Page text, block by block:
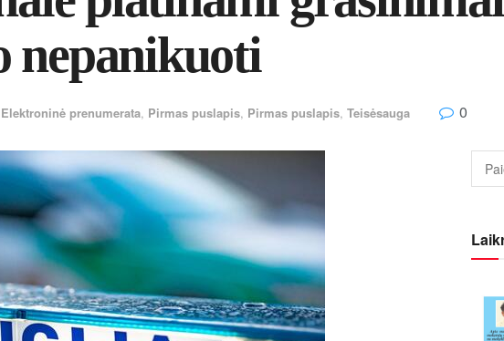
nepanikuoti
Elektroninė prenumerata, Pirmas puslapis, Pirmas puslapis, Teisėsauga 0